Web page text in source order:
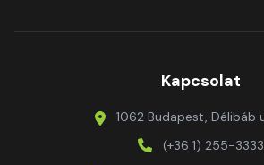
Kapcsolat
1062 Budapest, Délibáb
(+36 1) 255-3333